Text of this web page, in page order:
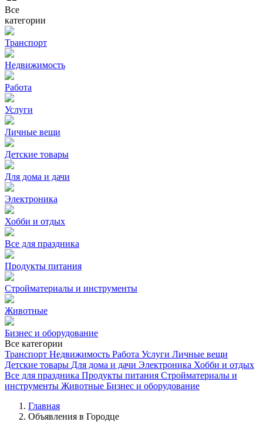
Все
категории
Транспорт
Недвижимость
Работа
Услуги
Личные вещи
Детские товары
Для дома и дачи
Электроника
Хобби и отдых
Все для праздника
Продукты питания
Стройматериалы и инструменты
Животные
Бизнес и оборудование
Все категории
Транспорт Недвижимость Работа Услуги Личные вещи
Детские товары Для дома и дачи Электроника Хобби и отдых
Все для праздника Продукты питания Стройматериалы и
инструменты Животные Бизнес и оборудование
Главная
Объявления в Городце